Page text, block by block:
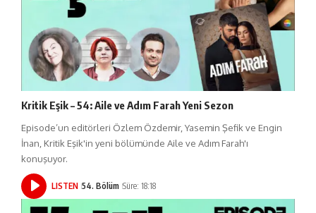
Kritik Eşik – 54: Aile ve Adım Farah Yeni Sezon
Episode’un editörleri Özlem Özdemir, Yasemin Şefik ve Engin
İnan, Kritik Eşik'in yeni bölümünde Aile ve Adım Farah'ı
konuşuyor.
LISTEN 54. Bölüm Süre: 18:18